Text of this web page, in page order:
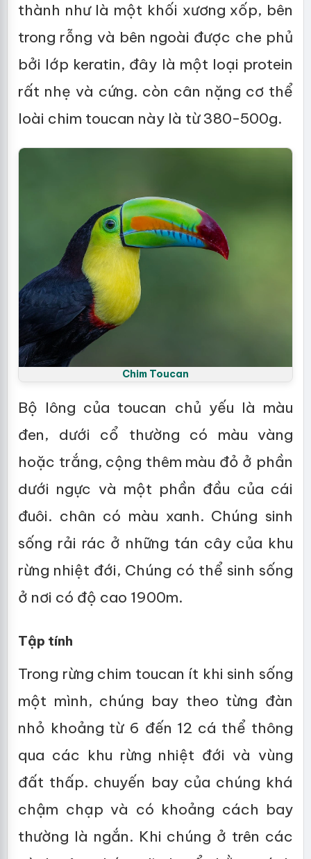
thành như là một khối xương xốp, bên
trong rỗng và bên ngoài được che phủ
bởi lớp keratin, đây là một loại protein
rất nhẹ và cứng. còn cân nặng cơ thể
loài chim toucan này là từ 380-500g.
Chim Toucan
Bộ lông của toucan chủ yếu là màu
đen, dưới cổ thường có màu vàng
hoặc trắng, cộng thêm màu đỏ ở phần
dưới ngực và một phần đầu của cái
đuôi. chân có màu xanh. Chúng sinh
sống rải rác ở những tán cây của khu
rừng nhiệt đới, Chúng có thể sinh sống
ở nơi có độ cao 1900m.
Tập tính
Trong rừng chim toucan ít khi sinh sống
một mình, chúng bay theo từng đàn
nhỏ khoảng từ 6 đến 12 cá thể thông
qua các khu rừng nhiệt đới và vùng
đất thấp. chuyến bay của chúng khá
chậm chạp và có khoảng cách bay
thường là ngắn. Khi chúng ở trên các